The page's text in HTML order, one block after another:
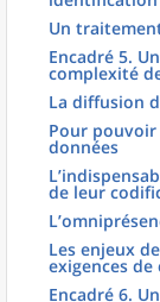
Un
Encadré 5.
complexité
La diffusion
Pour
données
de leur
Les enjeux
exigences
Encadré 6.